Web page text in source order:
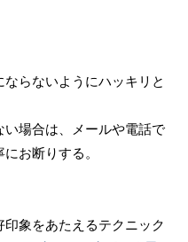
らないようにハッキリと
場合は、メールや電話で
お断りする。
象をあたえるテクニック